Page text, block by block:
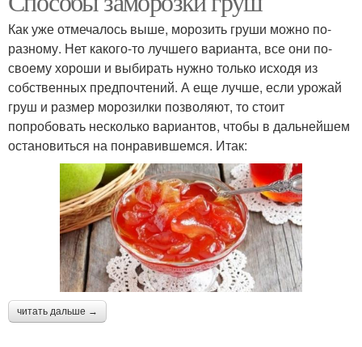
Как уже отмечалось выше, морозить груши можно по-
разному. Нет какого-то лучшего варианта, все они по-
своему хороши и выбирать нужно только исходя из
собственных предпочтений. А еще лучше, если урожай
груш и размер морозилки позволяют, то стоит
попробовать несколько вариантов, чтобы в дальнейшем
остановиться на понравившемся. Итак:
читать дальше →